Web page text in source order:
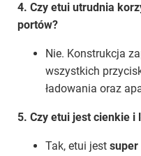
4. Czy etui utrudnia
portów?
Nie. Konstrukcja
wszystkich
ładowania oraz
5. Czy etui jest cienkie i
Tak, etui jest